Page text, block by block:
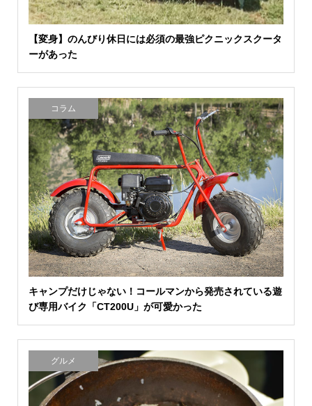
【変身】のんびり休日には必須の最強ピクニックスクータ
ーがあった
コラム
キャンプだけじゃない！コールマンから発売されている遊
び専用バイク「CT200U」が可愛かった
グルメ